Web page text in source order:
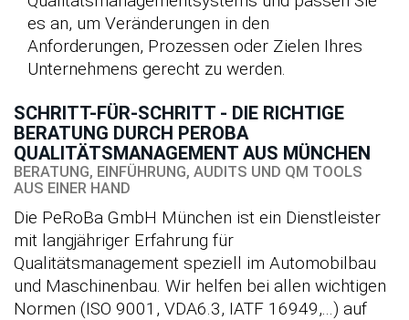
es an, um Veränderungen in den
Anforderungen, Prozessen oder Zielen Ihres
Unternehmens gerecht zu werden.
SCHRITT-FÜR-SCHRITT - DIE RICHTIGE
BERATUNG DURCH PEROBA
QUALITÄTSMANAGEMENT AUS MÜNCHEN
BERATUNG, EINFÜHRUNG, AUDITS UND QM TOOLS
AUS EINER HAND
Die PeRoBa GmbH München ist ein Dienstleister
mit langjähriger Erfahrung für
Qualitätsmanagement speziell im Automobilbau
und Maschinenbau. Wir helfen bei allen wichtigen
Normen (ISO 9001, VDA6.3, IATF 16949,...) auf